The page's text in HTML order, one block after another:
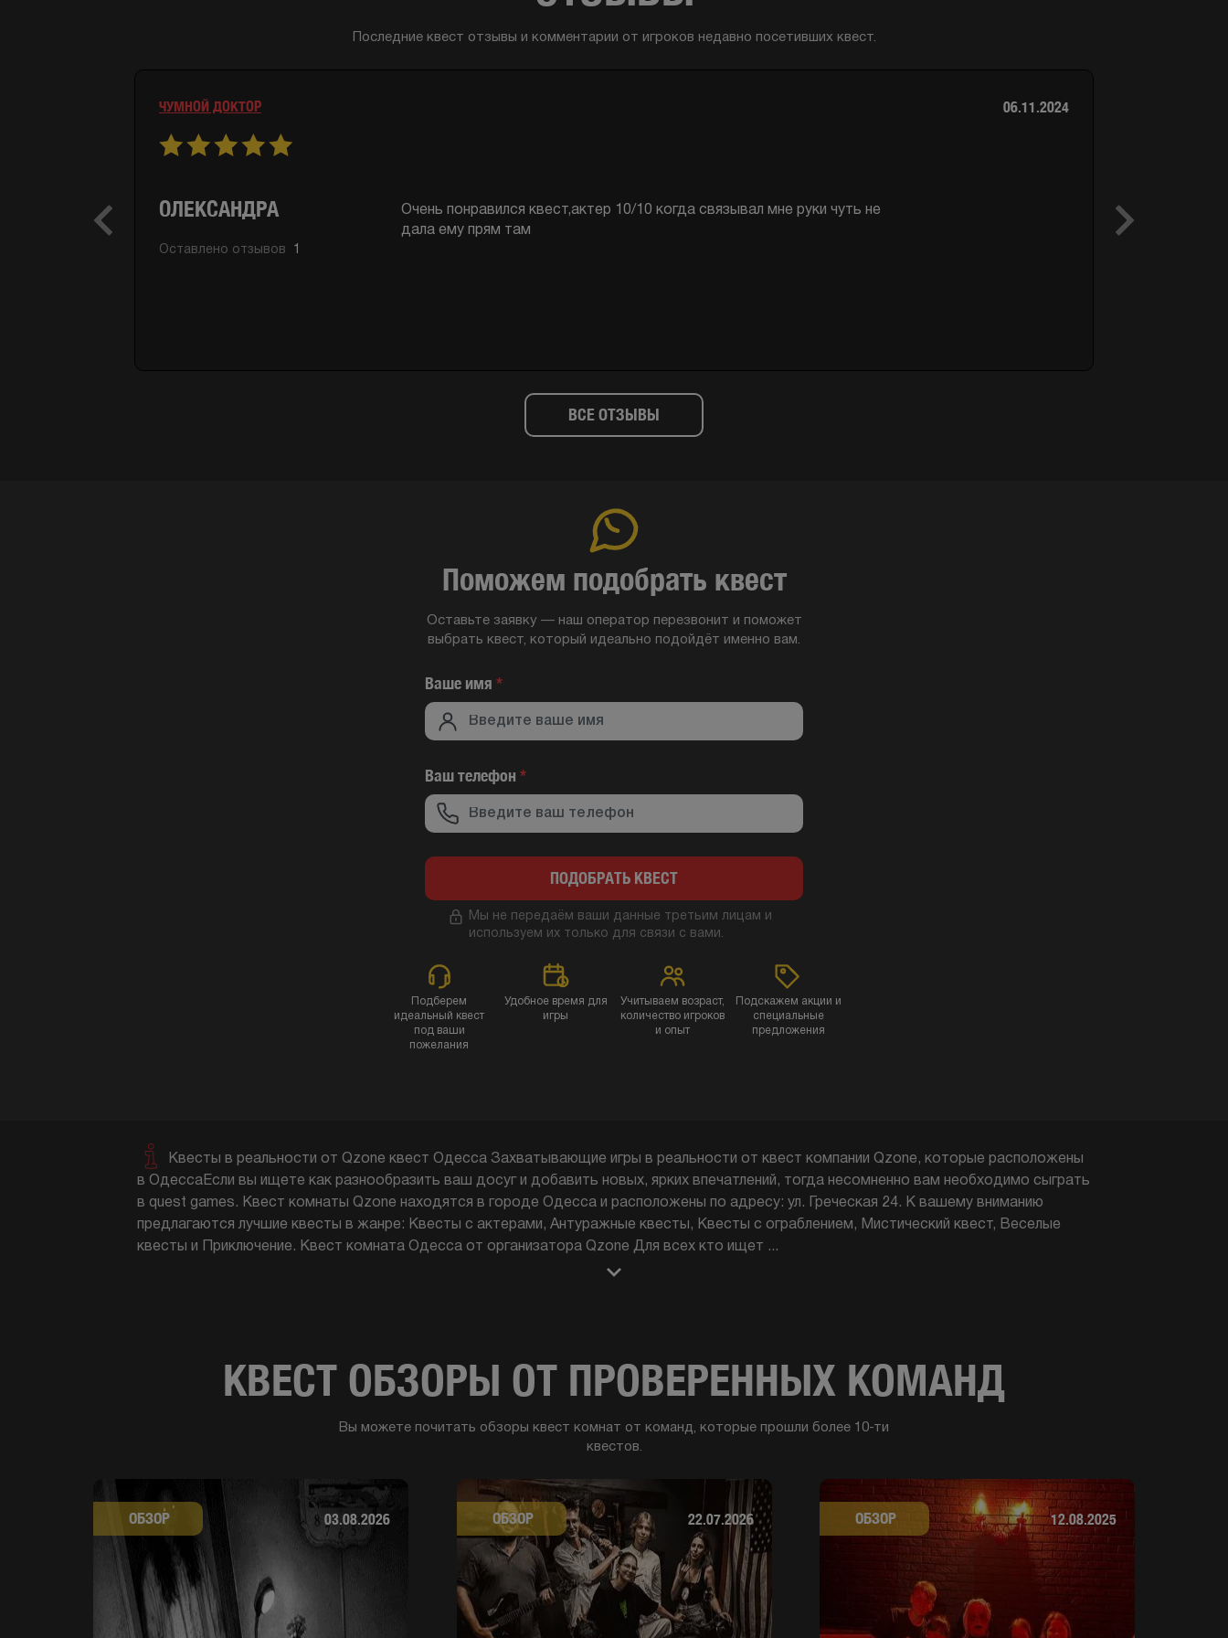
Последние квест отзывы и комментарии от игроков недавно посетивших квест.
ЧУМНОЙ ДОКТОР
КСЕНИЯ
Оставлено отзывов 1
08.10.2023
Была с подругой на этом квесте. Комнаты очень атмосферные,загадки
интересные , игра актёра шикарна .Всё очень сильно понравилось, не
пожалели , что выбрали этот квест.
Next
ВСЕ ОТЗЫВЫ
Поможем подобрать квест
Оставьте заявку — наш оператор перезвонит и поможет
выбрать квест, который идеально подойдёт именно вам.
Ваше имя *
Ваш телефон *
ПОДОБРАТЬ КВЕСТ
Мы не передаём ваши данные третьим лицам и
используем их только для связи с вами.
Подберем
идеальный квест
под ваши
пожелания
Удобное время для
игры
Учитываем возраст,
количество игроков
и опыт
Подскажем акции и
специальные
предложения
Квесты в реальности от Qzone квест Одесса Захватывающие игры в реальности от квест компании Qzone, которые расположены
в ОдессаЕсли вы ищете как разнообразить ваш досуг и добавить новых, ярких впечатлений, тогда несомненно вам необходимо сыграть
в quest games. Квест комнаты Qzone находятся в городе Одесса и расположены по адресу: ул. Греческая 24. К вашему вниманию
предлагаются лучшие квесты в жанре: Квесты с актерами, Антуражные квесты, Квесты с ограблением, Мистический квест, Веселые
квесты и Приключение. Квест комната Одесса от организатора Qzone Для всех кто ищет ...
КВЕСТ ОБЗОРЫ ОТ ПРОВЕРЕННЫХ КОМАНД
Вы можете почитать обзоры квест комнат от команд, которые прошли более 10-ти
квестов.
ОБЗОР 03.08.2026 ОБЗОР 22.07.2026 ОБЗОР 12.08.2025